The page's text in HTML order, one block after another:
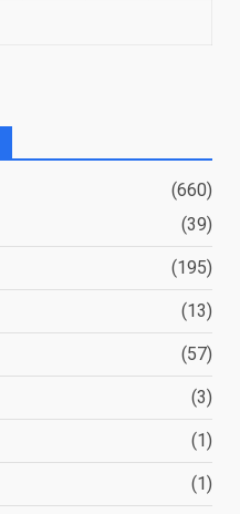
(660)
(39)
(195)
(13)
(57)
(3)
(1)
(1)